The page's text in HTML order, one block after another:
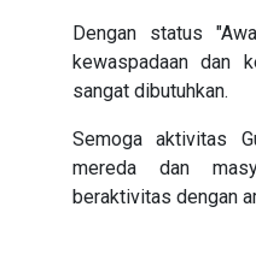
Dengan status
kewaspadaan dan
sangat dibutuhkan.
Semoga aktivitas
mereda dan
beraktivitas dengan